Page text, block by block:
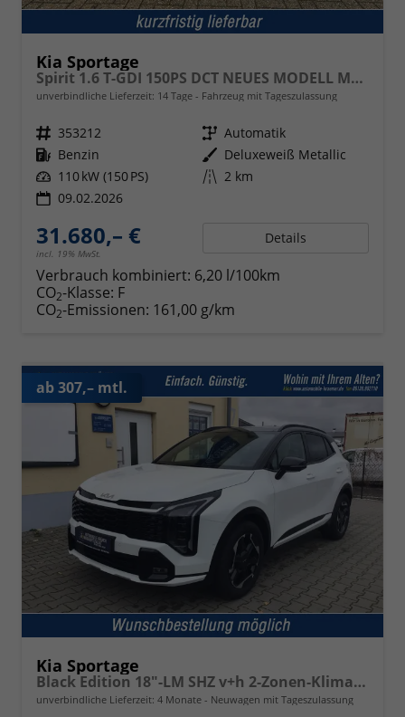
Kia Sportage
Spirit 1.6 T-GDI 150PS DCT NEUES MODELL MY26 FACELIFT Teil-Leder 18"LM Sitzheizung v+h Lenkradheizung Klimaautomatik ACC Navi Bluetooth Touchscreen Apple CarPlay Android Auto PDC Rückf.Kamera 2x Keyless
unverbindliche Lieferzeit: 14 Tage Fahrzeug mit Tageszulassung
Fahrzeugnr. 353212 Getriebe Automatik
Kraftstoff Benzin Außenfarbe Deluxeweiß Metallic
Leistung 110 kW (150 PS) Kilometerstand 2 km
09.02.2026
31.680,– €
incl. 19% MwSt.
Details
Verbrauch kombiniert: 6,20 l/100km
CO2-Klasse: F
CO2-Emissionen: 161,00 g/km
ab 307,– mtl.
Kia Sportage
Black Edition 18"-LM SHZ v+h 2-Zonen-Klimaauto.
unverbindliche Lieferzeit: 4 Monate Neuwagen mit Tageszulassung